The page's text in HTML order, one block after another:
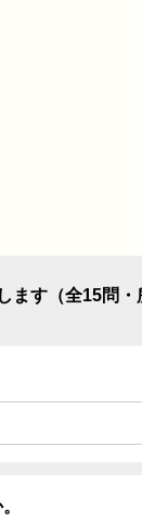
ます（全15問・